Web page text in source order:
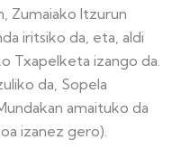
Zumaiako Itzurun
iritsiko da, eta, aldi
Txapelketa izango da.
da, Sopela
amaituko da
izanez gero).